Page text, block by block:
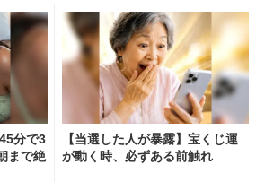
分で3
まで絶
【当選した人が暴露】宝くじ運
が動く時、必ずある前触れ